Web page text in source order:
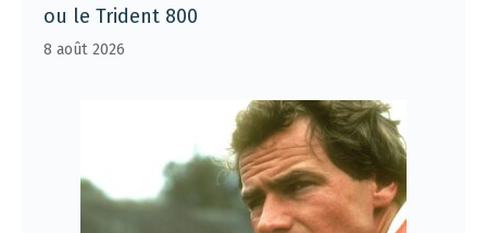
ou le Trident 800
8 août 2026